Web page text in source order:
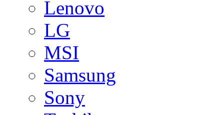
Lenovo
LG
MSI
Samsung
Sony